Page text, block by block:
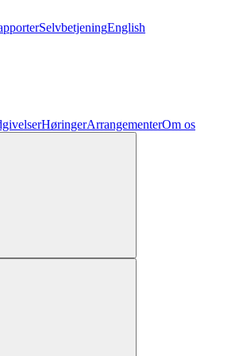
SelvbetjeningEnglish
HøringerArrangementerOm os